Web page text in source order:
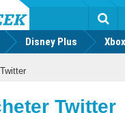
Disney Plus
Twitter
Youtube